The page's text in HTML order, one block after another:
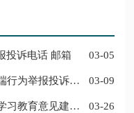
投诉电话 邮箱 03-05
03-09
03-26